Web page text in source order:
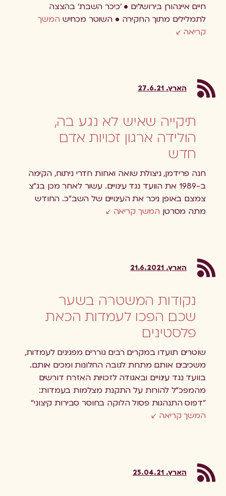
חיים איינהורן בירושלים • 'כיכר השבת' בהצצה
לתמלילים מתוך החקירה • השוטר מכחישהמשך
קריאה
הארץ. 27.6.21
תיקייה שאיש לא נגע בה,
הולידה ארגון זכויות אדם
חדש
חנה פרידמן, ניצולת שואה ואחות חדרי ניתוח, הקימה
ב-1989 את הוועד נגד עינויים. עשור לאחר מכן בג"צ
צמצם באופן ניכר את העינויים של השב"כ. החודש
מתה מסרטן המשך קריאה
הארץ. 21.6.2021
נקודות המשטרה בשער
שכם הפכו לעמדות הכאת
פלסטינים
שוטרים תועדו במקרים רבים גוררים מפגינים לעמדות,
משכיבים אותם מתחת לגובה החלונות ומכים אותם.
בוועד נגד עינויים ובאגודה לזכויות האזרח דורשים
מהמפכ"ל להורות על התקנת מצלמות בעמדות:
"דפוס התנהגות פסול הלוקה בחוסר סבירות קיצוני"
המשך קריאה
הארץ. 25.04.21